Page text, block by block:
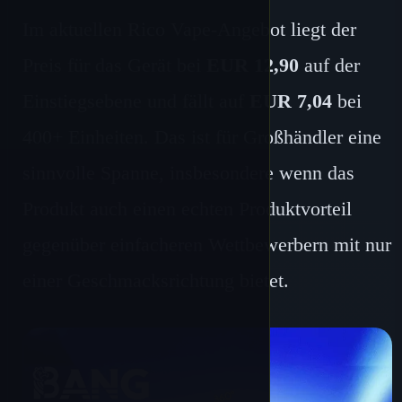
Im aktuellen Rico Vape-Angebot liegt der
EUR 12,90 auf der
EUR 7,04 bei
400+ Einheiten. Das ist für Großhändler eine
sinnvolle Spanne, insbesondere wenn das
Produkt auch einen echten Produktvorteil
gegenüber einfacheren Wettbewerbern mit nur
einer Geschmacksrichtung bietet.